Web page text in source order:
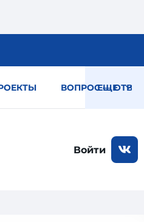
ВОПРОС — ОТВЕТ
ЕЩЕ
Войти